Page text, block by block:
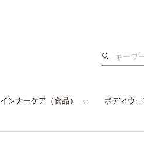
検
インナーケア（食品） ボディウ